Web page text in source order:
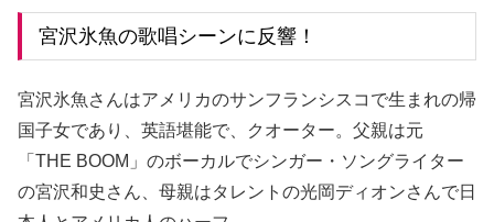
宮沢氷魚の歌唱シーンに反響！
宮沢氷魚さんはアメリカのサンフランシスコで生まれの帰
国子女であり、英語堪能で、クオーター。父親は元
「THE BOOM」のボーカルでシンガー・ソングライター
の宮沢和史さん、母親はタレントの光岡ディオンさんで日